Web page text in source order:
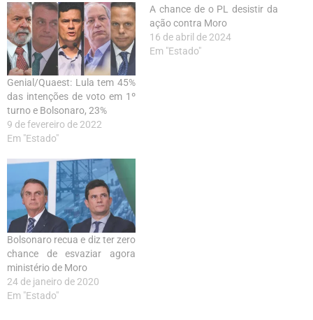
Genial/Quaest: Lula tem 45%
das intenções de voto em 1º
turno e Bolsonaro, 23%
9 de fevereiro de 2022
Em "Estado"
A chance de o PL desistir da
ação contra Moro
16 de abril de 2024
Em "Estado"
Bolsonaro recua e diz ter zero
chance de esvaziar agora
ministério de Moro
24 de janeiro de 2020
Em "Estado"